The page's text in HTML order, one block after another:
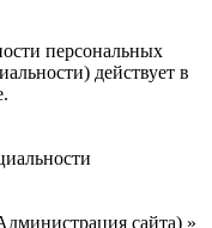
персональных
действует в
сайта) »